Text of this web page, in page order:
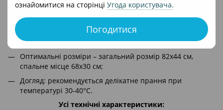
ознайомитися на сторінці Угода користувача.
Погодитися
Двосторонній дизайн – одна сторона з ніжним принтом,
інша – однотонна;
Функціональність – можна використовувати як
пеленатор, просто розв’язавши зав’язки;
Оптимальні розміри – загальний розмір 82х44 см,
спальне місце 68х30 см;
Догляд: рекомендується делікатне прання при
температурі 30-40°C.
Усі технічні характеристики: